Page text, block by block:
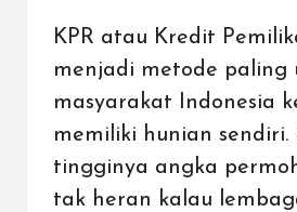
KPR atau Kredit
menjadi metode paling
masyarakat Indonesia
memiliki hunian sendiri.
tingginya angka
tak heran kalau